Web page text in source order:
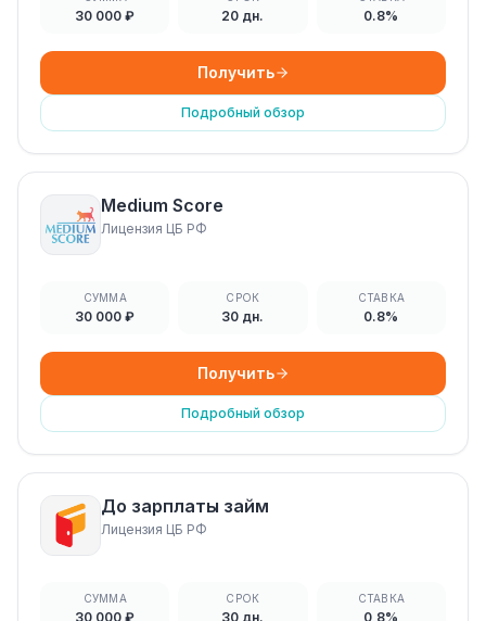
30 000 ₽ 20 дн. 0.8%
Получить
Подробный обзор
Medium Score
Лицензия ЦБ РФ
СУММА
30 000 ₽
СРОК
30 дн.
СТАВКА
0.8%
Получить
Подробный обзор
До зарплаты займ
Лицензия ЦБ РФ
СУММА
30 000 ₽
СРОК
30 дн.
СТАВКА
0,8%